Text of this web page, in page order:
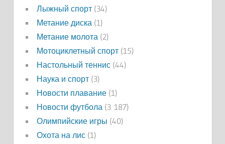
Лыжный спорт(34)
Метание диска (1)
Метание молота (2)
Мотоциклетный спорт(15)
Настольный теннис(44)
Наука и спорт(3)
Новости плавание(1)
Новости футбола (3 187)
Олимпийские игры (40)
Охота на лис(1)